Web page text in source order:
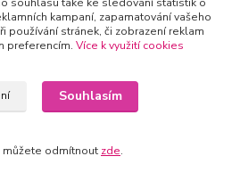
kampaní, zapamatování vašeho
používání stránek, či zobrazení reklam
preferencím. Více k využití cookies
Souhlasím
můžete odmítnout zde.